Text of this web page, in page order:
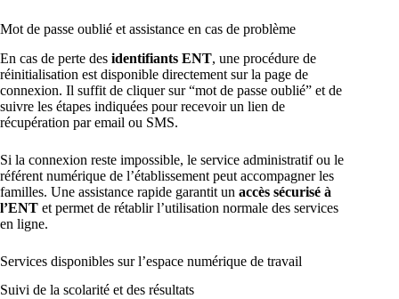
Mot de passe oublié et assistance en cas de problème
En cas de perte des identifiants ENT, une procédure de
réinitialisation est disponible directement sur la page de
connexion. Il suffit de cliquer sur “mot de passe oublié” et de
suivre les étapes indiquées pour recevoir un lien de
récupération par email ou SMS.
Si la connexion reste impossible, le service administratif ou le
référent numérique de l’établissement peut accompagner les
familles. Une assistance rapide garantit un accès sécurisé à
l’ENT et permet de rétablir l’utilisation normale des services
en ligne.
Services disponibles sur l’espace numérique de travail
Suivi de la scolarité et des résultats